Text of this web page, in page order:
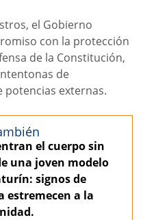
el Gobierno
con la protección
de la Constitución,
de
potencias externas.
el cuerpo sin
una joven modelo
signos de
estremecen a la